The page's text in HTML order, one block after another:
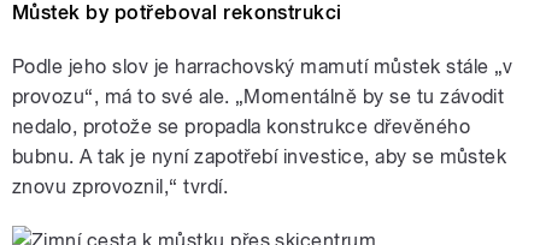
Můstek by potřeboval rekonstrukci
Podle jeho slov je harrachovský mamutí můstek stále „v
provozu“, má to své ale. „Momentálně by se tu závodit
nedalo, protože se propadla konstrukce dřevěného
bubnu. A tak je nyní zapotřebí investice, aby se můstek
znovu zprovoznil,“ tvrdí.